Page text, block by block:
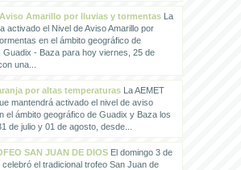
Amarillo por lluvias y tormentasLa
activado el Nivel de Aviso Amarillo por
en el ámbito geográfico de
Guadix - Baza para hoy viernes, 25 de
una...
por altas temperaturasLa AEMET
mantendrá activado el nivel de aviso
el ámbito geográfico de Guadix y Baza los
de julio y 01 de agosto, desde...
SAN JUAN DE DIOSEl domingo 3 de
el tradicional trofeo San Juan de